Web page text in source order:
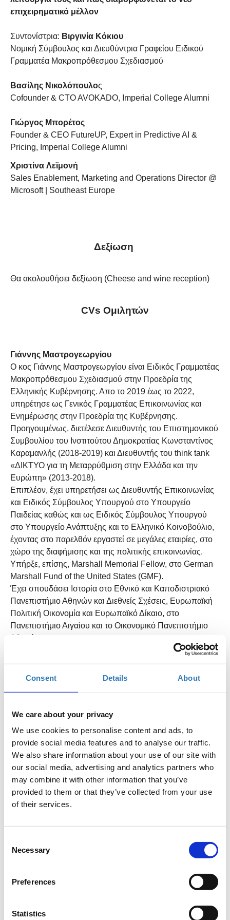
Consent Details About
We care about your privacy
We use cookies to personalise content and ads, to
provide social media features and to analyse our traffic.
We also share information about your use of our site with
our social media, advertising and analytics partners who
may combine it with other information that you’ve
provided to them or that they’ve collected from your use
of their services.
Selection
Necessary
Preferences
Statistics
επιχειρηματικό μέλλον
Συντονίστρια: Βιργινία Κόκιου
Νομική Σύμβουλος και Διευθύντρια Γραφείου Ειδικού
Γραμματέα Μακροπρόθεσμου Σχεδιασμού
Βασίλης Νικολόπουλος
Cofounder & CTO AVOKADO, Imperial College Alumni
Γιώργος Μπορέτος
Founder & CEO FutureUP, Expert in Predictive AI &
Pricing, Imperial College Alumni
Χριστίνα Λεϊμονή
Sales Enablement, Marketing and Operations Director @
Microsoft | Southeast Europe
Δεξίωση
Θα ακολουθήσει δεξίωση (Cheese and wine reception)
CVs Ομιλητών
Γιάννης Μαστρογεωργίου
Ο κος Γιάννης Μαστρογεωργίου είναι Ειδικός Γραμματέας
Μακροπρόθεσμου Σχεδιασμού στην Προεδρία της
Ελληνικής Κυβέρνησης. Απο το 2019 έως το 2022,
υπηρέτησε ως Γενικός Γραμματέας Επικοινωνίας και
Ενημέρωσης στην Προεδρία της Κυβέρνησης.
Προηγουμένως, διετέλεσε Διευθυντής του Επιστημονικού
Συμβουλίου του Ινστιτούτου Δημοκρατίας Κωνσταντίνος
Καραμανλής (2018-2019) και Διευθυντής του think tank
«ΔΙΚΤΥΟ για τη Μεταρρύθμιση στην Ελλάδα και την
Ευρώπη» (2013-2018).
Επιπλέον, έχει υπηρετήσει ως Διευθυντής Επικοινωνίας
και Ειδικός Σύμβουλος Υπουργού στο Υπουργείο
Παιδείας καθώς και ως Ειδικός Σύμβουλος Υπουργού
στο Υπουργείο Ανάπτυξης και το Ελληνικό Κοινοβούλιο,
έχοντας στο παρελθόν εργαστεί σε μεγάλες εταιρίες, στο
χώρο της διαφήμισης και της πολιτικής επικοινωνίας.
Υπήρξε, επίσης, Marshall Memorial Fellow, στο German
Marshall Fund of the United States (GMF).
Έχει σπουδάσει Ιστορία στο Εθνικό και Καποδιστριακό
Πανεπιστήμιο Αθηνών και Διεθνείς Σχέσεις, Ευρωπαϊκή
Πολιτική Οικονομία και Ευρωπαϊκό Δίκαιο, στο
Πανεπιστήμιο Αιγαίου και το Οικονομικό Πανεπιστήμιο
Αθηνών.
Είναι υποψήφιος Διδάκτορας του Τμήματος Ιστορίας και
Φιλοσοφίας της Επιστήμης του Πανεπιστημιου Αθηνών
Ο κ. Τίμος Σελλής υπήρξε ερευνητής στο Facebook
Καθηγητής και Διευθυντής στο Data Science Research
Institute. Στο παρελθόν διετέλεσε καθηγητής στο
University of Maryland (ΗΠΑ, 1986-92), στο Εθνικό
Μετσόβιο Πολυτεχνείο (Αθήνα, 1992-2013), και στο RMIT
University (Αυστραλία, 2013-2016). Το διάστημα 2007-13
διετέλεσε ιδρυτικός Διευθυντής του Ινστιτούτου
Τα ερευνητικά του ενδιαφέροντα εστιάζουν στην επιστήμη
των δεδομένων, τα μεγάλα δεδομένα, τις ροές δεδομένων,
συστήματα βάσεων δεδομένων. Το 1990 τιμήθηκε με το
από τον Πρόεδρο των Ηνωμένων Πολιτειών της Αμερικής